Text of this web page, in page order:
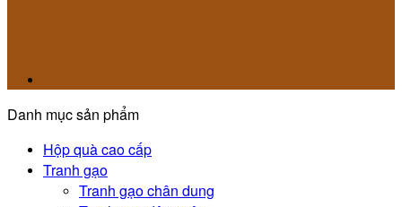
Danh mục sản phẩm
Hộp quà cao cấp
Tranh gạo
Tranh gạo chân dung